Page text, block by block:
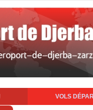
VOLS